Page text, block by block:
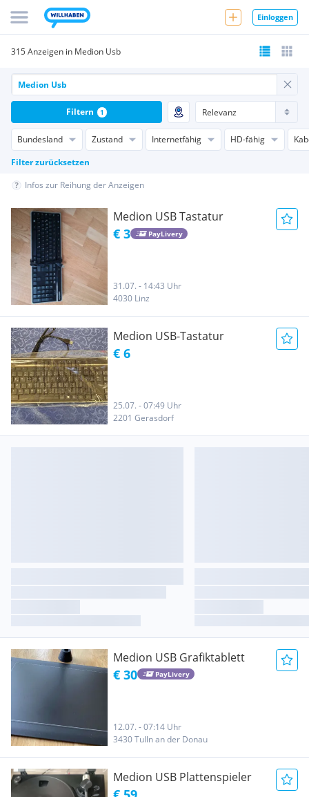
Einloggen
315 Anzeigen in Medion Usb
Bundesland Zustand Internetfähig HD-fähig
Filter zurücksetzen
Filtern 1
Infos zur Reihung der Anzeigen
Medion USB Tastatur
€ 3 PayLivery
31.07. - 14:43 Uhr
4030 Linz
Medion USB-Tastatur
€ 6
25.07. - 07:49 Uhr
2201 Gerasdorf
Medion USB Grafiktablett
€ 30 PayLivery
12.07. - 07:14 Uhr
3430 Tulln an der Donau
Medion USB Plattenspieler